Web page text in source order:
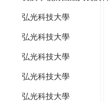
弘光科技大學
弘光科技大學
弘光科技大學
弘光科技大學
弘光科技大學